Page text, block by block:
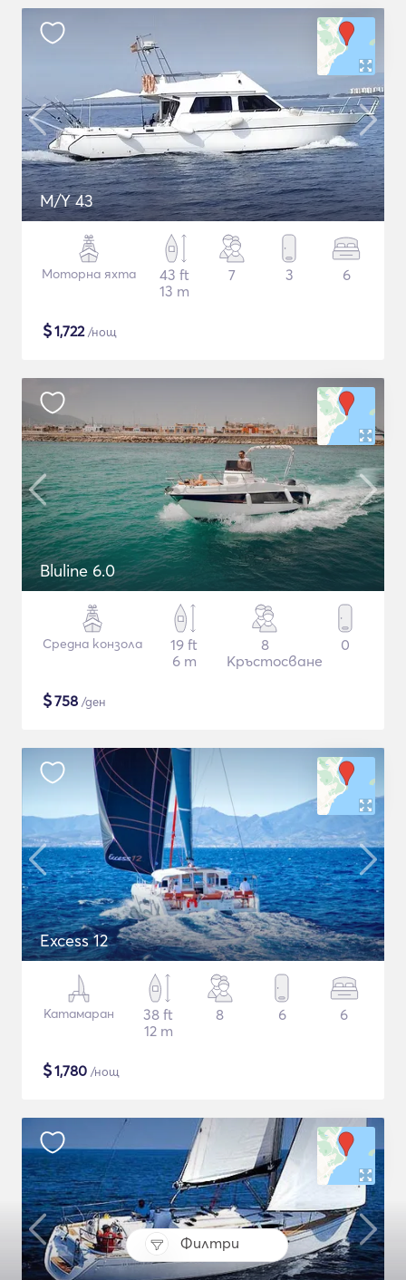
Филтри
M/Y 43
Моторна яхта
43 ft
13 m
7 3 6
$1,722/нощ
Bluline 6.0
Средна конзола
19 ft
6 m
8
Кръстосване
0
$758 /ден
Excess 12
Катамаран
38 ft
12 m
8 6 6
$1,780 /нощ